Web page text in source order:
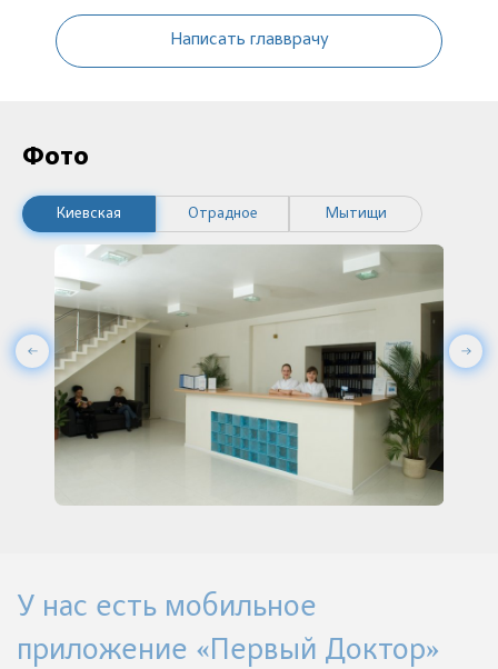
Написать главврачу
Фото
Киевская Отрадное Мытищи
У нас есть мобильное
приложение «Первый Доктор»